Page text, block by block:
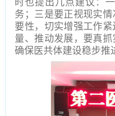
时也提出几点建议：
务；三是要正视现实
要性，切实增强工作
量、推动发展，要真
确保医共体建设稳步推